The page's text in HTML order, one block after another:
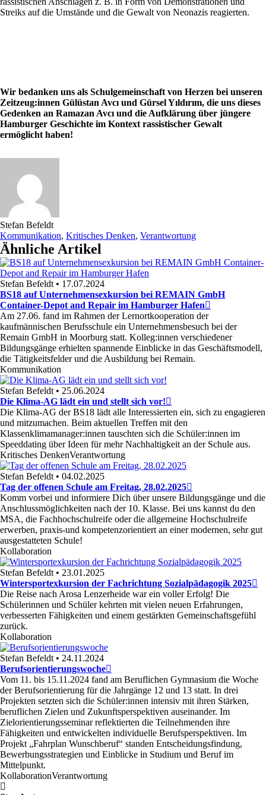
Streiks auf die Umstände und die Gewalt von Neonazis reagierten.
Wir bedanken uns als Schulgemeinschaft von Herzen bei unseren
Zeitzeug:innen Gülüstan Avcı und Gürsel Yıldırım, die uns dieses
Gedenken an Ramazan Avcı und die Aufklärung über jüngere
Hamburger Geschichte im Kontext rassistischer Gewalt
ermöglicht haben!
Stefan Befeldt
Kommunikation, Kritisches Denken, Verantwortung
Ähnliche Artikel
Stefan Befeldt • 17.07.2024
BS18 auf Unternehmensexkursion bei REMAIN GmbH
Container-Depot and Repair im Hamburger Hafen
Am 27.06. fand im Rahmen der Lernortkooperation der
kaufmännischen Berufsschule ein Unternehmensbesuch bei der
Remain GmbH in Moorburg statt. Kolleg:innen verschiedener
Bildungsgänge erhielten spannende Einblicke in das Geschäftsmodell,
die Tätigkeitsfelder und die Ausbildung bei Remain.
Kommunikation
Stefan Befeldt • 25.06.2024
Die Klima-AG lädt ein und stellt sich vor!
Die Klima-AG der BS18 lädt alle Interessierten ein, sich zu engagieren
und mitzumachen. Beim aktuellen Treffen mit den
Klassenklimamanager:innen tauschten sich die Schüler:innen im
Speeddating über Ideen für mehr Nachhaltigkeit an der Schule aus.
Kritisches DenkenVerantwortung
Stefan Befeldt • 04.02.2025
Tag der offenen Schule am Freitag, 28.02.2025
Komm vorbei und informiere Dich über unsere Bildungsgänge und die
Anschlussmöglichkeiten nach der 10. Klasse. Bei uns kannst du den
MSA, die Fachhochschulreife oder die allgemeine Hochschulreife
erwerben, praxis-und kompetenzorientiert an einer modernen, sehr gut
ausgestatteten Schule!
Kollaboration
Stefan Befeldt • 23.01.2025
Wintersportexkursion der Fachrichtung Sozialpädagogik 2025
Die Reise nach Arosa Lenzerheide war ein voller Erfolg! Die
Schülerinnen und Schüler kehrten mit vielen neuen Erfahrungen,
verbesserten Fähigkeiten und einem gestärkten Gemeinschaftsgefühl
zurück.
Kollaboration
Stefan Befeldt • 24.11.2024
Berufsorientierungswoche
Vom 11. bis 15.11.2024 fand am Beruflichen Gymnasium die Woche
der Berufsorientierung für die Jahrgänge 12 und 13 statt. In drei
Projekten setzten sich die Schüler:innen intensiv mit ihren Stärken,
beruflichen Zielen und Zukunftsperspektiven auseinander. Im
Zielorientierungsseminar reflektierten die Teilnehmenden ihre
Fähigkeiten und entwickelten individuelle Berufsperspektiven. Im
Projekt „Fahrplan Wunschberuf“ standen Entscheidungsfindung,
Bewerbungsstrategien und Einblicke in Studium und Beruf im
Mittelpunkt.
KollaborationVerantwortung